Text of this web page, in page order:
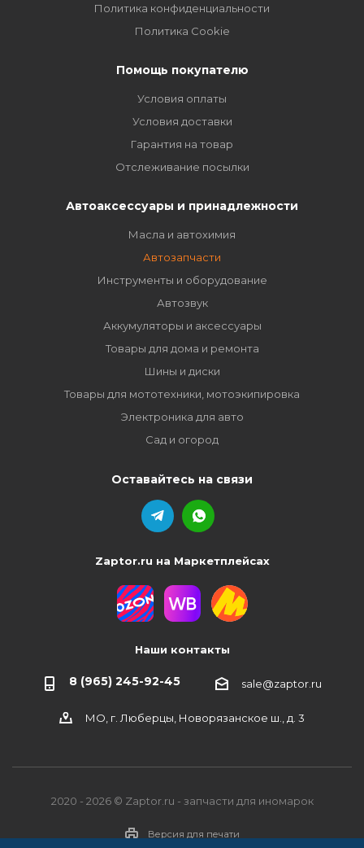
Политика конфиденциальности
Политика Cookie
Помощь покупателю
Условия оплаты
Условия доставки
Гарантия на товар
Отслеживание посылки
Автоаксессуары и принадлежности
Масла и автохимия
Автозапчасти
Инструменты и оборудование
Автозвук
Аккумуляторы и аксессуары
Товары для дома и ремонта
Шины и диски
Товары для мототехники, мотоэкипировка
Электроника для авто
Сад и огород
Оставайтесь на связи
Zaptor.ru на Маркетплейсах
Наши контакты
8 (965) 245-92-45 sale@zaptor.ru
МО, г. Люберцы, Новорязанское ш., д. 3
2020 - 2026 © Zaptor.ru - запчасти для иномарок
Версия для печати